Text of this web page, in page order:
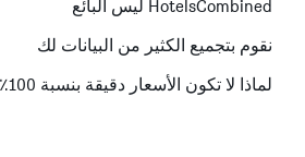
HotelsCombined ليس البائع
نقوم بتجميع الكثير من البيانات لك
لماذا لا تكون الأسعار دقيقة بنسبة 100٪؟